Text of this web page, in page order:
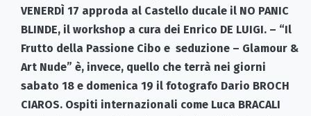
VENERDÌ 17 approda al Castello ducale il NO PANIC
BLINDE, il workshop a cura dei Enrico DE LUIGI. – “Il
Frutto della Passione Cibo e seduzione – Glamour &
Art Nude” è, invece, quello che terrà nei giorni
sabato 18 e domenica 19 il fotografo Dario BROCH
CIAROS. Ospiti internazionali come Luca BRACALI